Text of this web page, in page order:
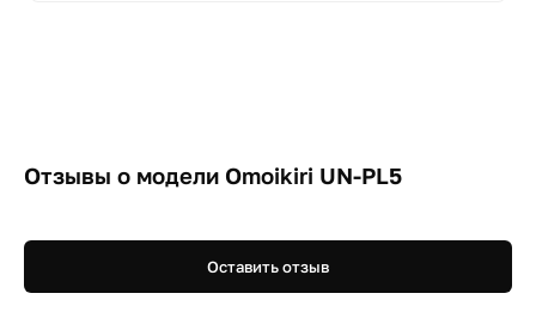
Отзывы о модели Omoikiri UN-PL5
Оставить отзыв